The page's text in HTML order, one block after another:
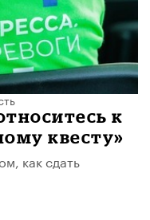
к
квесту»
как сдать